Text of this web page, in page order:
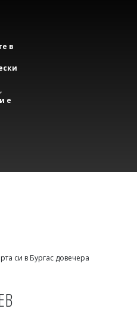
предупреди за
треска: Най-
при
в
е
си в Бургас довечера